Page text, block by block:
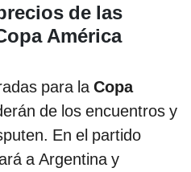
de las
América
para laCopa
de los encuentros y
En el partido
a Argentina y